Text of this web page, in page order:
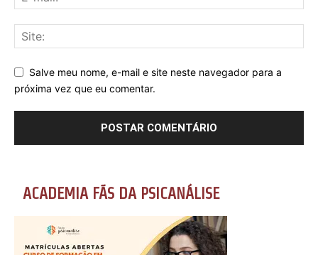
Salve meu nome, e-mail e site neste navegador para a
próxima vez que eu comentar.
ACADEMIA FÃS DA PSICANÁLISE